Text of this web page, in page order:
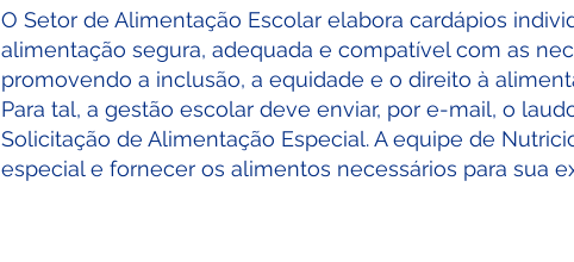
O Setor de Alimentação Escolar elabora cardápios
alimentação segura, adequada e compatível com as
promovendo a inclusão, a equidade e o direito à
Para tal, a gestão escolar deve enviar, por e-mail, o
Solicitação de Alimentação Especial. A equipe de
especial e fornecer os alimentos necessários para sua